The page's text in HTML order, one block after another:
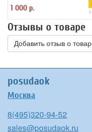
1 000 р.
Отзывы о товаре
Добавить отзыв о
posudaok
Москва
8(495)320-94-52
sales@posudaok.ru